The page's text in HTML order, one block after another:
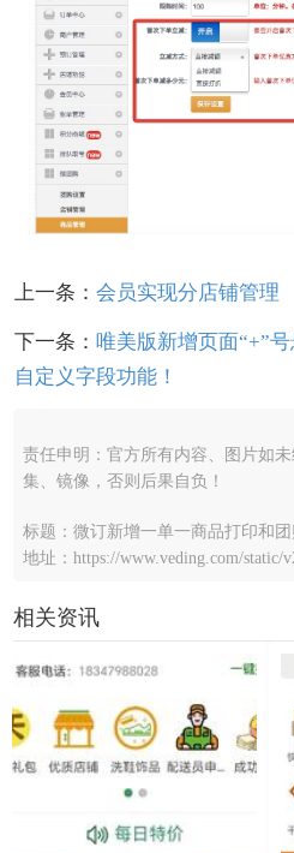
上一条： 会员实现分店铺管理
下一条： 唯美版新增页面“+”
自定义字段功能！
责任申明：官方所有内容、图片如
集、镜像，否则后果自负！
标题：微订新增一单一商品打印和
地址：https://www.veding.com/static/
相关资讯